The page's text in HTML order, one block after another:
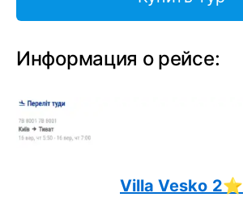
Информация о рейсе:
Villa Vesko 2⭐️